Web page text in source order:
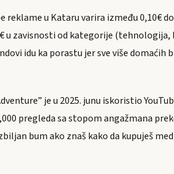
reklame u Kataru varira između 0,10€
u zavisnosti od kategorije
idu ka porastu jer sve više domaćih
je u 2025. junu iskoristio
pregleda sa stopom angažmana
bum ako znaš kako da kupuješ